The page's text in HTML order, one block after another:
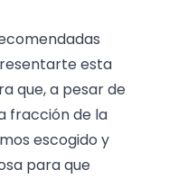
esta
que, a pesar de
fracción de la
escogido y
para que